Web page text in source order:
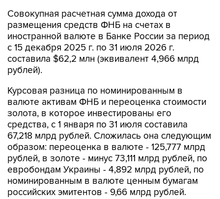
Совокупная расчетная сумма дохода от
размещения средств ФНБ на счетах в
иностранной валюте в Банке России за период
с 15 декабря 2025 г. по 31 июля 2026 г.
составила $62,2 млн (эквивалент 4,966 млрд
рублей).
Курсовая разница по номинированным в
валюте активам ФНБ и переоценка стоимости
золота, в которое инвестированы его
средства, с 1 января по 31 июля составила
67,218 млрд рублей. Сложилась она следующим
образом: переоценка в валюте - 125,777 млрд
рублей, в золоте - минус 73,111 млрд рублей, по
евробондам Украины - 4,892 млрд рублей, по
номинированным в валюте ценным бумагам
российских эмитентов - 9,66 млрд рублей.